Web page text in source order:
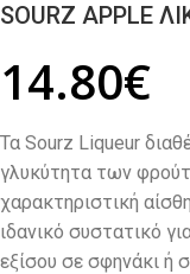
SOURZ APPLE
14.80€
Τα Sourz Liqueur
γλυκύτητα των
χαρακτηριστική
ιδανικό συστατικό
εξίσου σε σφηνάκι ή